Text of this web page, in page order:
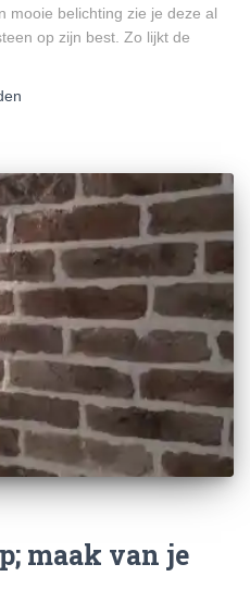
mooie belichting zie je deze al
op zijn best. Zo lijkt de
maak van je